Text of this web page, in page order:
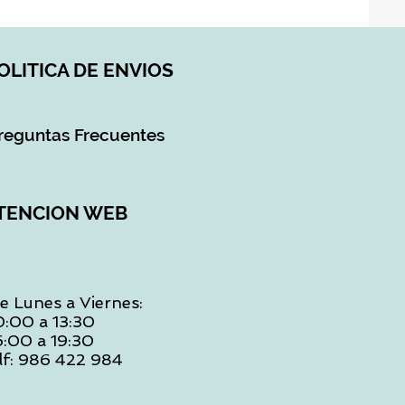
DE ENVIOS
Frecuentes
WEB
Lunes a Viernes:
a 13:30
a 19:30
986 422 984